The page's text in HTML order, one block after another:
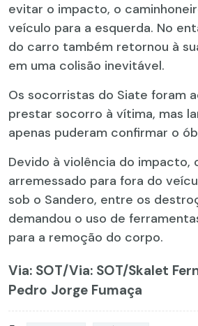
evitar o impacto, o
veículo para a esquerda. No
do carro também retornou à
em uma colisão inevitável.
Os socorristas do Siate foram
prestar socorro à vítima, mas
apenas puderam confirmar o
Devido à violência do impacto,
arremessado para fora do
sob o Sandero, entre os
demandou o uso de
para a remoção do corpo.
Via: SOT/Via: SOT/Skalet
Pedro Jorge Fumaça